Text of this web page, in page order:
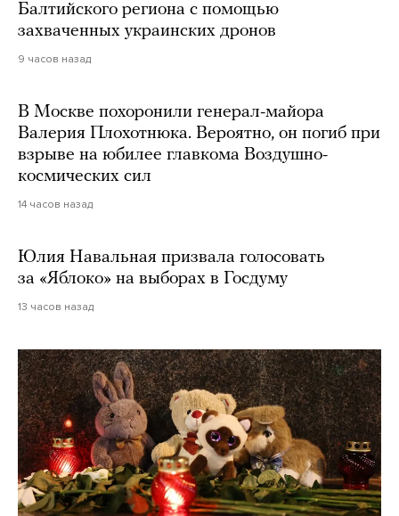
Балтийского региона с помощью
захваченных украинских дронов
9 часов назад
В Москве похоронили генерал-майора
Валерия Плохотнюка. Вероятно, он погиб при
взрыве на юбилее главкома Воздушно-
космических сил
14 часов назад
Юлия Навальная призвала голосовать
за «Яблоко» на выборах в Госдуму
13 часов назад